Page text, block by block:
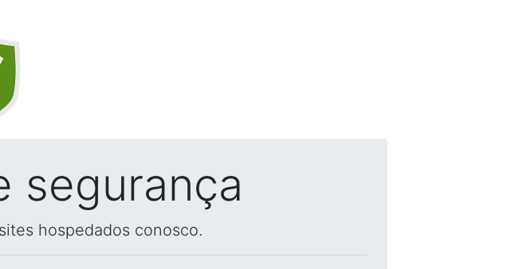
segurança
hospedados conosco.